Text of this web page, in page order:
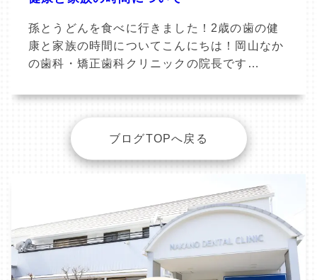
孫とうどんを食べに行きました！2歳の歯の健
康と家族の時間についてこんにちは！岡山なか
の歯科・矯正歯科クリニックの院長です…
ブログTOPへ戻る